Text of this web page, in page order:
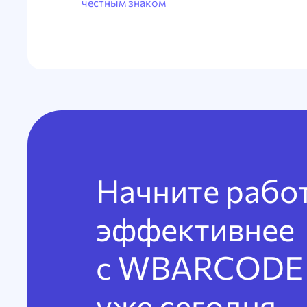
Начните
эффективнее
с WBARCODE